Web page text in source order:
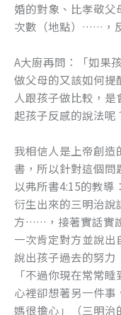
婚的對象、比孝敬
次數（地點）……，
A大廚再問：「如果
做父母的又該如何提
人跟孩子做比較，
起孩子反感的說法呢
我相信人是上帝創造
書，所以針對這個問
以弗所書4:15的教
衍生出來的三明治
方……，接著實話實
一次肯定對方並說
說出孩子過去的努力
「不過你現在常常
心裡卻想著另一件
媽很擔心」（三明治